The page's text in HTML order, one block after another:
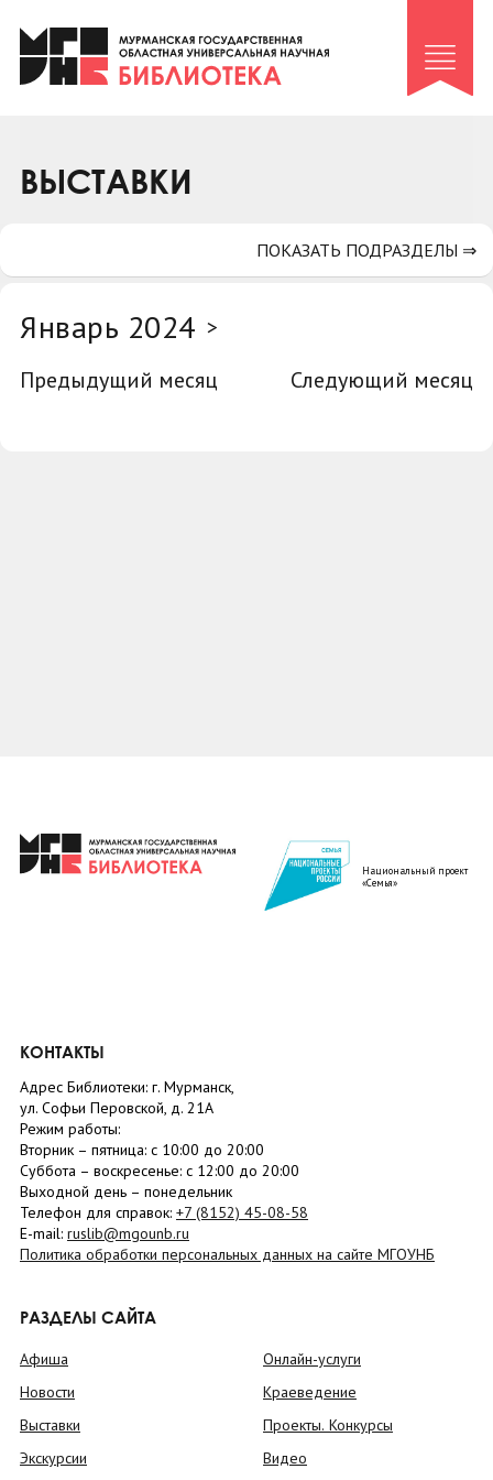
Клуб «Гиря и сельдерей»
Клуб «Семейный архив»
Коллегам
ВЫСТАВКИ
Январь 2024 >
Предыдущий месяц
Следующий месяц
ПОКАЗАТЬ ПОДРАЗДЕЛЫ ⇒
Национальный проект
«Семья»
КОНТАКТЫ
Адрес Библиотеки: г. Мурманск,
ул. Софьи Перовской, д. 21А
Режим работы:
Вторник – пятница: с 10:00 до 20:00
Суббота – воскресенье: c 12:00 до 20:00
Выходной день – понедельник
Телефон для справок: +7 (8152) 45-08-58
E-mail: ruslib@mgounb.ru
Политика обработки персональных данных на сайте МГОУНБ
РАЗДЕЛЫ САЙТА
Афиша
Новости
Выставки
Экскурсии
Онлайн-услуги
Краеведение
Проекты. Конкурсы
Видео